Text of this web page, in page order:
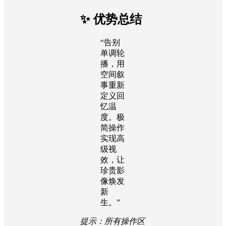
✨ 优势总结
“告别
单调轮
播，用
空间叙
事重新
定义回
忆温
度。极
简操作
实现高
级视
效，让
珍贵影
像焕发
新
生。”
提示：所有操作区